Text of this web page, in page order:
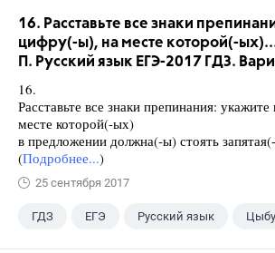
16. Расставьте все знаки
цифру(-ы), на месте которой(-
П. Русский язык ЕГЭ-2017 ГДЗ.
16.
Расставьте все знаки препинания:
месте которой(-ых)
в предложении должна(-ы) стоять
(Подробнее...)
25 сентября 2017
ГДЗ ЕГЭ Русский язык